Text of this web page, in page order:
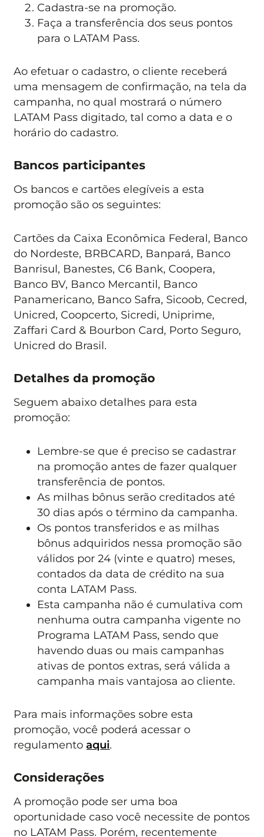
Cadastra-se na promoção.
Faça a transferência dos seus pontos
para o LATAM Pass.
Ao efetuar o cadastro, o cliente receberá
uma mensagem de confirmação, na tela da
campanha, no qual mostrará o número
LATAM Pass digitado, tal como a data e o
horário do cadastro.
Bancos participantes
Os bancos e cartões elegíveis a esta
promoção são os seguintes:
Cartões da Caixa Econômica Federal, Banco
do Nordeste, BRBCARD, Banpará, Banco
Banrisul, Banestes, C6 Bank, Coopera,
Banco BV, Banco Mercantil, Banco
Panamericano, Banco Safra, Sicoob, Cecred,
Unicred, Coopcerto, Sicredi, Uniprime,
Zaffari Card & Bourbon Card, Porto Seguro,
Unicred do Brasil.
Detalhes da promoção
Seguem abaixo detalhes para esta
promoção:
Lembre-se que é preciso se cadastrar
na promoção antes de fazer qualquer
transferência de pontos.
As milhas bônus serão creditados até
30 dias após o término da campanha.
Os pontos transferidos e as milhas
bônus adquiridos nessa promoção são
válidos por 24 (vinte e quatro) meses,
contados da data de crédito na sua
conta LATAM Pass.
Esta campanha não é cumulativa com
nenhuma outra campanha vigente no
Programa LATAM Pass, sendo que
havendo duas ou mais campanhas
ativas de pontos extras, será válida a
campanha mais vantajosa ao cliente.
Para mais informações sobre esta
promoção, você poderá acessar o
regulamentoaqui.
Considerações
A promoção pode ser uma boa
oportunidade caso você necessite de pontos
no LATAM Pass. Porém, recentemente